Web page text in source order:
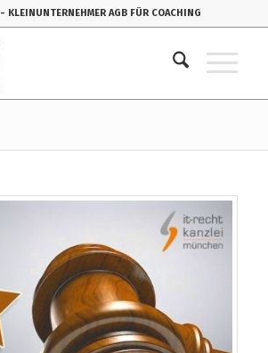
- KLEINUNTERNEHMER AGB FÜR COACHING